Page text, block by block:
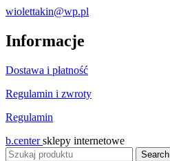
wiolettakin@wp.pl
Informacje
Dostawa i płatność
Regulamin i zwroty
Regulamin
b.centersklepy internetowe
Search